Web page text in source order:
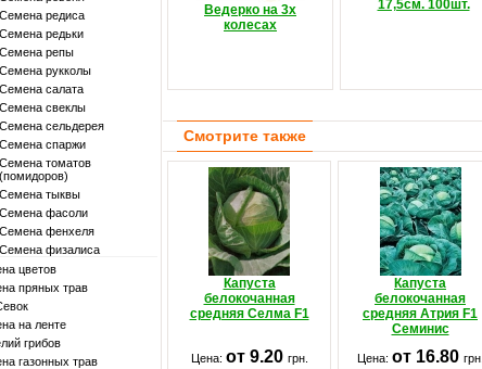
Семена редиса
Семена редьки
Семена репы
Семена рукколы
Семена салата
Семена свеклы
Семена сельдерея
Семена спаржи
Семена томатов
(помидоров)
Семена тыквы
Семена фасоли
Семена фенхеля
Семена физалиса
цветов
пряных трав
на ленте
грибов
газонных трав
Ведерко на 3х
колесах
17,5см. 100шт.
Смотрите также
Капуста
белокочанная
средняя Селма F1
Капуста
белокочанная
средняя Атрия F1
Семинис
Цена: от 9.20 грн. Цена: от 16.80 грн.